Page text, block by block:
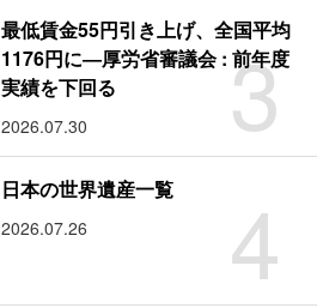
3
最低賃金55円引き上げ、全国平均
1176円に―厚労省審議会 : 前年度
実績を下回る
2026.07.30
4
日本の世界遺産一覧
2026.07.26